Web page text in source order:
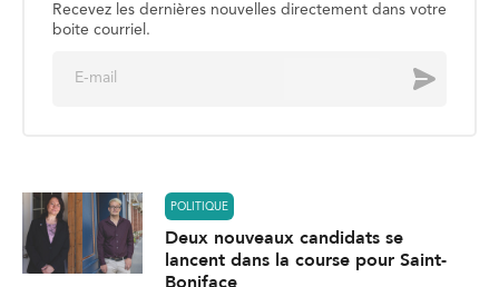
Recevez les dernières nouvelles directement dans votre
boite courriel.
Envoyer
POLITIQUE
Deux nouveaux candidats se
lancent dans la course pour Saint-